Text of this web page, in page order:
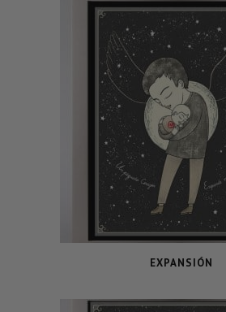
EXPANSIÓN